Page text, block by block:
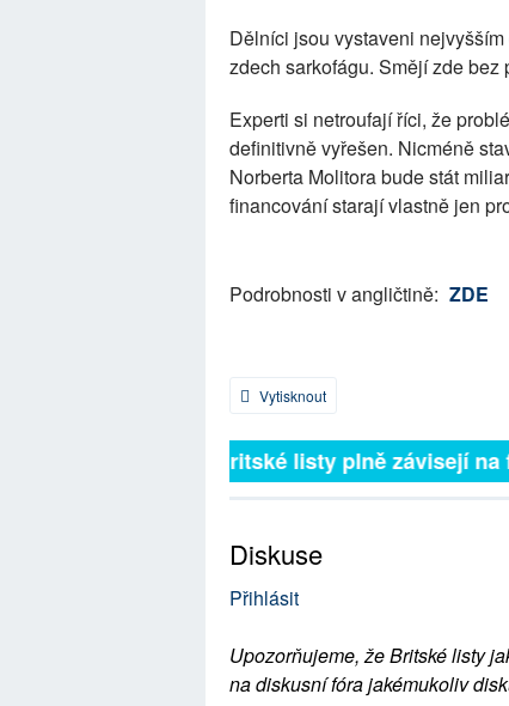
Dělníci jsou vystaveni
zdech sarkofágu. Smějí zde
Experti si netroufají říci, že
definitivně vyřešen. Nicméně
Norberta Molitora bude stát
financování starají vlastně jen
Podrobnosti v angličtině: ZDE
Vytisknout
Britské listy plně závisejí na
Diskuse
Přihlásit
Upozorňujeme, že Britské listy
na diskusní fóra jakémukoliv